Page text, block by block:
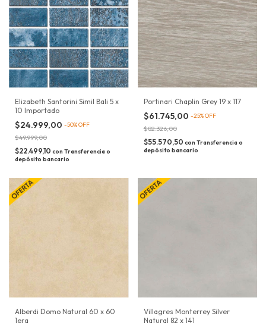
Elizabeth Santorini Simil Bali 5 x
10 Importado
$24.999,00 -50%OFF
$49.999,00
$22.499,10 con Transferencia o
depósito bancario
Portinari Chaplin Grey 19 x 117
$61.745,00 -25%OFF
$82.326,00
$55.570,50 con Transferencia o
depósito bancario
Alberdi Domo Natural 60 x 60
1era
Villagres Monterrey Silver
Natural 82 x 141